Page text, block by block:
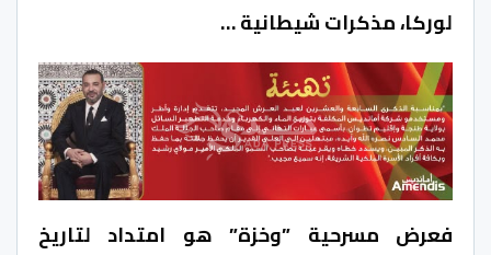
لوركا، مذكرات شيطانية …
فعرض مسرحية ”وخزة” هو امتداد لتاريخ